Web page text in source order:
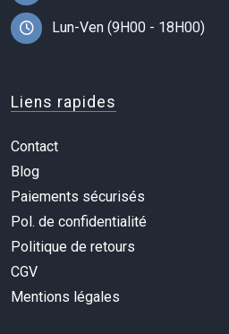
Lun-Ven (9H00 - 18H00)
Liens rapides
Contact
Blog
Paiements sécurisés
Pol. de confidentialité
Politique de retours
CGV
Mentions légales